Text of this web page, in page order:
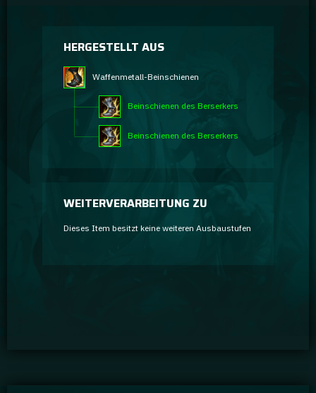
HERGESTELLT AUS
Waffenmetall-Beinschienen
Beinschienen des Berserkers
Beinschienen des Berserkers
WEITERVERARBEITUNG ZU
Dieses Item besitzt keine weiteren Ausbaustufen